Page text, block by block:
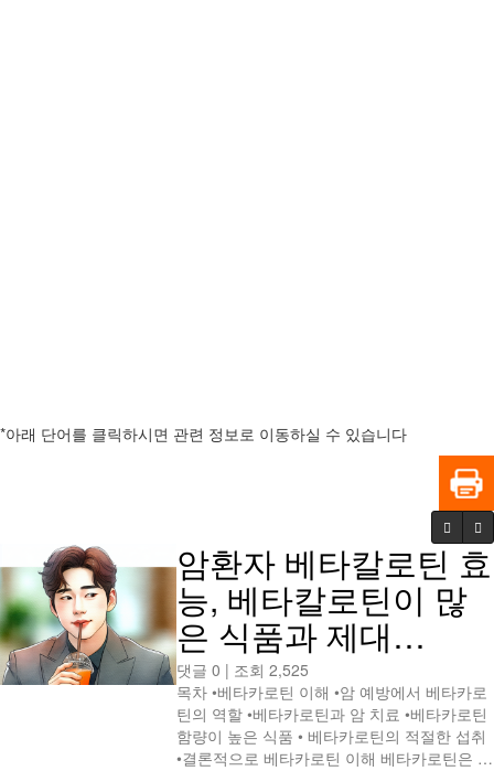
*아래 단어를 클릭하시면 관련 정보로 이동하실 수 있습니다
암환자 베타칼로틴 효
능, 베타칼로틴이 많
은 식품과 제대…
댓글 0 | 조회 2,525
목차 •베타카로틴 이해 •암 예방에서 베타카로
틴의 역할 •베타카로틴과 암 치료 •베타카로틴
함량이 높은 식품 • 베타카로틴의 적절한 섭취
•결론적으로 베타카로틴 이해 베타카로틴은 …